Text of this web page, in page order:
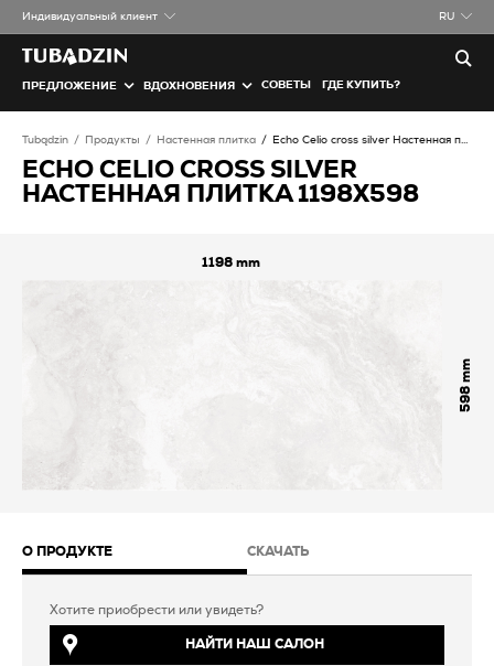
Индивидуальный клиент RU
ПРЕДЛОЖЕНИЕ ВДОХНОВЕНИЯ СОВЕТЫ ГДЕ КУПИТЬ?
Tubądzin Продукты Настенная плитка Echo Celio cross silver Настенная плитка
ECHO CELIO CROSS SILVER
НАСТЕННАЯ ПЛИТКА 1198X598
1198
598
О ПРОДУКТЕ СКАЧАТЬ
Хотите приобрести или увидеть?
НАЙТИ НАШ САЛОН